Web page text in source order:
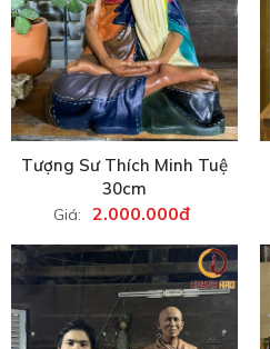
Tượng Sư Thích Minh Tuệ
30cm
Giá: 2.000.000đ